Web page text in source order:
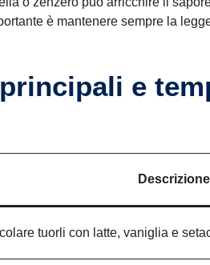
è mantenere sempre la
e
Descrizione
tuorli con latte, vaniglia e